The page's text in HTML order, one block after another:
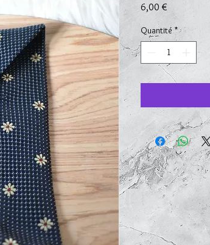
6,00 €
Quantité *